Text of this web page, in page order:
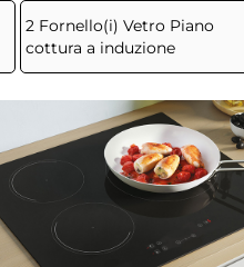
2 Fornello(i) Vetro Piano
cottura a induzione